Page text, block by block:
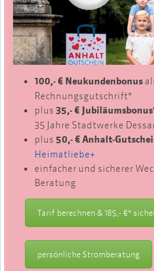
100,- € Neukundenbonus
Rechnungsgutschrift*
plus 35,- €
35 Jahre Stadtwerke
plus 50,- € Anhalt-
Heimatliebe+
einfacher und sicherer
Beratung
Tarif berechnen & 185,- €*
persönliche Stromberatung